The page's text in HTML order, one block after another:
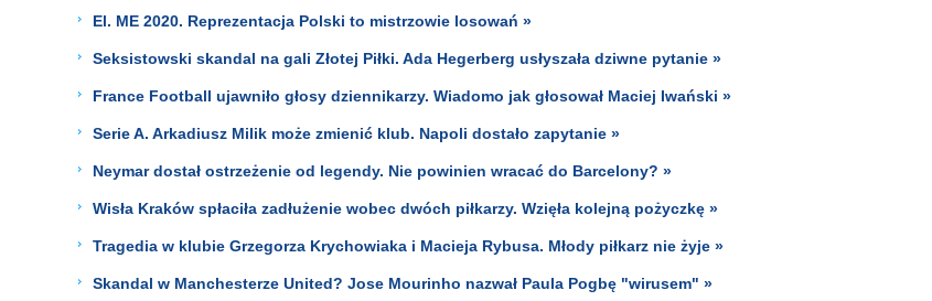
El. ME 2020. Reprezentacja Polski to mistrzowie losowań »
Seksistowski skandal na gali Złotej Piłki. Ada Hegerberg usłyszała dziwne pytanie »
France Football ujawniło głosy dziennikarzy. Wiadomo jak głosował Maciej Iwański »
Serie A. Arkadiusz Milik może zmienić klub. Napoli dostało zapytanie »
Neymar dostał ostrzeżenie od legendy. Nie powinien wracać do Barcelony? »
Wisła Kraków spłaciła zadłużenie wobec dwóch piłkarzy. Wzięła kolejną pożyczkę »
Tragedia w klubie Grzegorza Krychowiaka i Macieja Rybusa. Młody piłkarz nie żyje »
Skandal w Manchesterze United? Jose Mourinho nazwał Paula Pogbę "wirusem" »